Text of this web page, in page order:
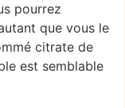
pourrez
que vous le
citrate de
est semblable